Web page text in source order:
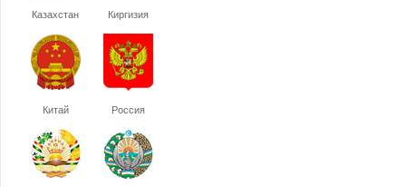
Казахстан Киргизия
Китай Россия